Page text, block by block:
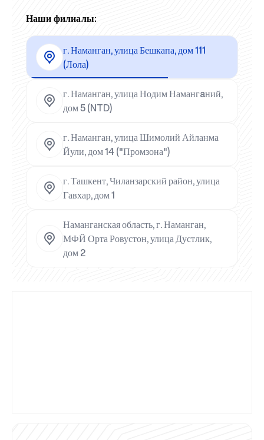
Наши филиалы:
г. Наманган, улица Бешкапа, дом 111
(Лола)
г. Наманган, улица Нодим Намангaний,
дом 5 (NTD)
г. Наманган, улица Шимолий Айланма
Йули, дом 14 ("Промзона")
г. Ташкент, Чиланзарский район, улица
Гавхар, дом 1
Наманганская область, г. Наманган,
МФЙ Орта Ровустон, улица Дустлик,
дом 2